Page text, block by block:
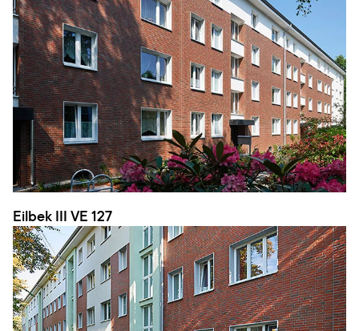
Eilbek III VE 127